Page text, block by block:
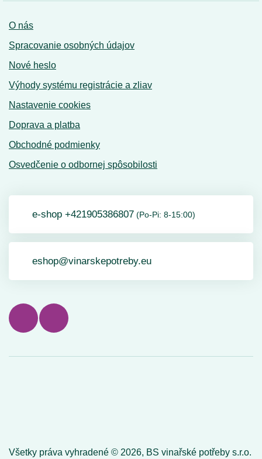
O nás
Spracovanie osobných údajov
Nové heslo
Výhody systému registrácie a zliav
Nastavenie cookies
Doprava a platba
Obchodné podmienky
Osvedčenie o odbornej spôsobilosti
e-shop +421905386807 (Po-Pi: 8-15:00)
eshop@vinarskepotreby.eu
Všetky práva vyhradené © 2026, BS vinařské potřeby s.r.o.